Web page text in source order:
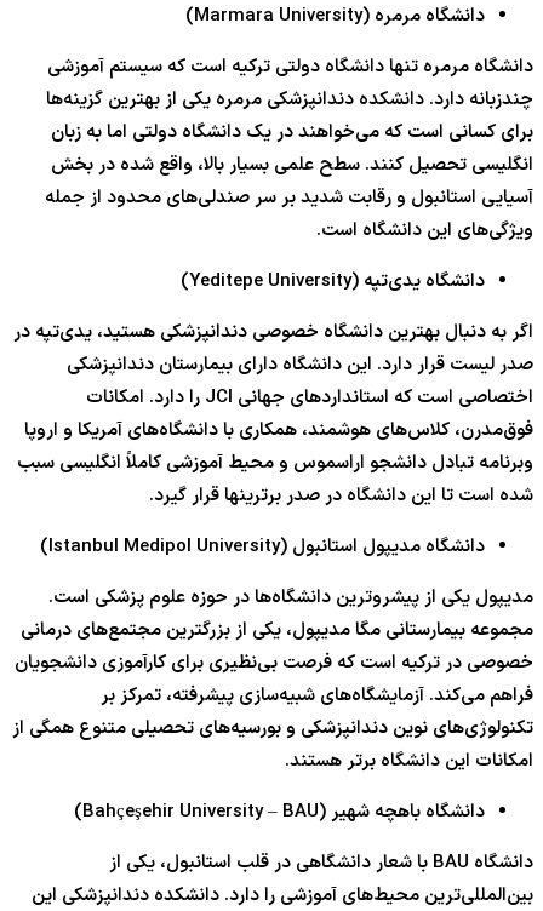
دانشگاه مرمره (Marmara University)
دانشگاه مرمره تنها دانشگاه دولتی ترکیه است که سیستم آموزشی
چندزبانه دارد. دانشکده دندانپزشکی مرمره یکی از بهترین گزینه‌ها
برای کسانی است که می‌خواهند در یک دانشگاه دولتی اما به زبان
انگلیسی تحصیل کنند. سطح علمی بسیار بالا، واقع شده در بخش
آسیایی استانبول و رقابت شدید بر سر صندلی‌های محدود از جمله
ویژگی‌های این دانشگاه است.
دانشگاه یدی‌تپه (Yeditepe University)
اگر به دنبال بهترین دانشگاه خصوصی دندانپزشکی هستید، یدی‌تپه در
صدر لیست قرار دارد. این دانشگاه دارای بیمارستان دندانپزشکی
اختصاصی است که استانداردهای جهانی JCI را دارد. امکانات
فوق‌مدرن، کلاس‌های هوشمند، همکاری با دانشگاه‌های آمریکا و اروپا
وبرنامه تبادل دانشجو اراسموس و محیط آموزشی کاملاً انگلیسی سبب
شده است تا این دانشگاه در صدر برترینها قرار گیرد.
دانشگاه مدیپول استانبول (Istanbul Medipol University)
مدیپول یکی از پیشروترین دانشگاه‌ها در حوزه علوم پزشکی است.
مجموعه بیمارستانی مگا مدیپول، یکی از بزرگترین مجتمع‌های درمانی
خصوصی در ترکیه است که فرصت بی‌نظیری برای کارآموزی دانشجویان
فراهم می‌کند. آزمایشگاه‌های شبیه‌سازی پیشرفته، تمرکز بر
تکنولوژی‌های نوین دندانپزشکی و بورسیه‌های تحصیلی متنوع همگی از
امکانات این دانشگاه برتر هستند.
دانشگاه باهچه شهیر (Bahçeşehir University – BAU)
دانشگاه BAU با شعار دانشگاهی در قلب استانبول، یکی از
بین‌المللی‌ترین محیط‌های آموزشی را دارد. دانشکده دندانپزشکی این